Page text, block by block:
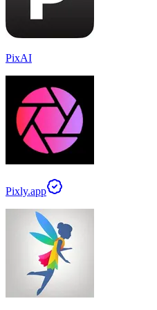
PixAI
Pixly.app